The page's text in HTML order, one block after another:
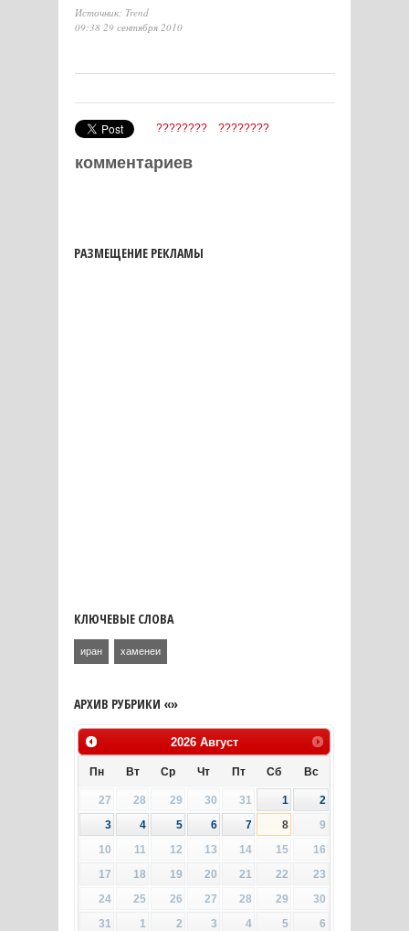
Источник: Trend
09:38 29 сентября 2010
???????? ????????
комментариев
РАЗМЕЩЕНИЕ РЕКЛАМЫ
КЛЮЧЕВЫЕ СЛОВА
иран хаменеи
АРХИВ РУБРИКИ «»
2026 Август
Пн Вт Ср Чт Пт Сб Вс
27 28 29 30 31 1
2
3
4 5 6 7 8
9
10
11 12 13 14 15
16
17
18 19 20 21 22
23
24
25 26 27 28 29
30
31
1 2 3 4 5 6